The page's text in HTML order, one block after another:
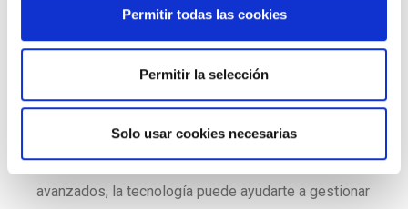
n
Permitir todas las cookies
Permitir la selección
Solo usar cookies necesarias
6. La tecnología como
aliada
La tecnología juega un papel fundamental en la
optimización del proceso de ventas. Desde
herramientas de automatización hasta análisis
avanzados, la tecnología puede ayudarte a gestionar